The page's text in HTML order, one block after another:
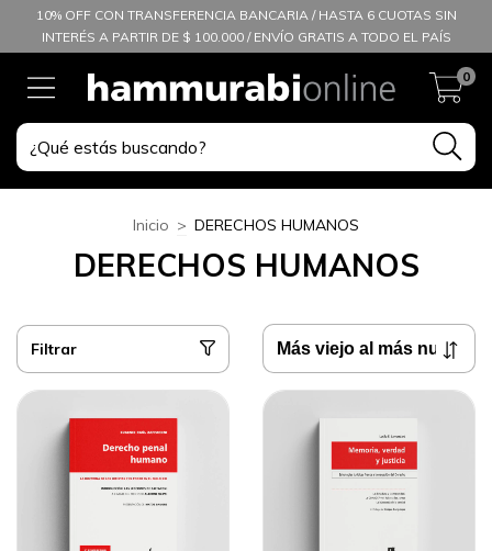
10% OFF CON TRANSFERENCIA BANCARIA / HASTA 6 CUOTAS SIN
INTERÉS A PARTIR DE $ 100.000 / ENVÍO GRATIS A TODO EL PAÍS
0
Inicio > DERECHOS HUMANOS
DERECHOS HUMANOS
Filtrar